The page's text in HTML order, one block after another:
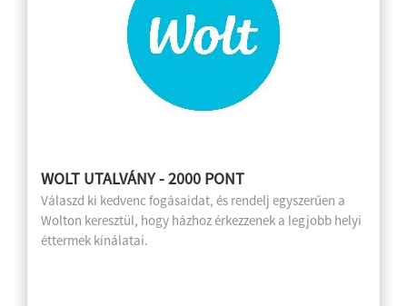
WOLT UTALVÁNY - 2000 PONT
Válaszd ki kedvenc fogásaidat, és rendelj egyszerűen a
Wolton keresztül, hogy házhoz érkezzenek a legjobb helyi
éttermek kínálatai.